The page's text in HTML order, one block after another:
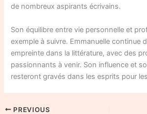
de nombreux aspirants écrivains.
Son équilibre entre vie personnelle et
exemple à suivre. Emmanuelle continue
empreinte dans la littérature, avec des
passionnants à venir. Son influence et
resteront gravés dans les esprits pour
PREVIOUS